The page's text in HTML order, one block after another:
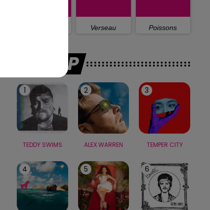
Verseau Poissons
LE TOP
1
TEDDY SWIMS
2
ALEX WARREN
3
TEMPER CITY
4 5 6